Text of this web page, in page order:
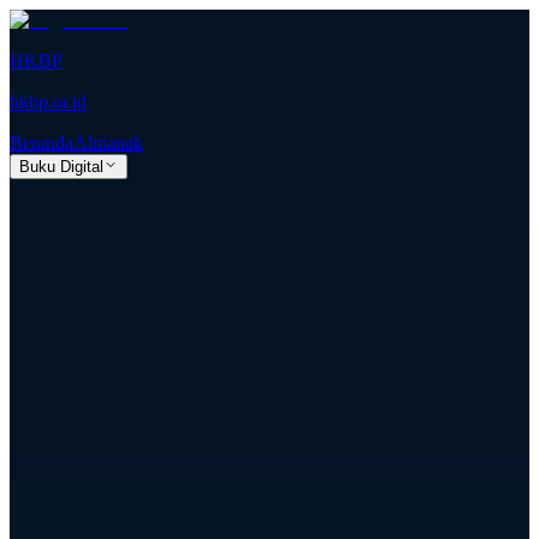
HKBP
hkbp.or.id
BerandaAlmanak
Buku Digital